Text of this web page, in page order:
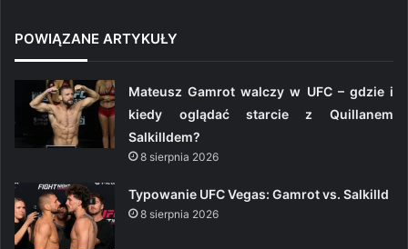
POWIĄZANE ARTYKUŁY
Mateusz Gamrot walczy w UFC – gdzie i
kiedy oglądać starcie z Quillanem
Salkilldem?
8 sierpnia 2026
Typowanie UFC Vegas: Gamrot vs. Salkilld
8 sierpnia 2026